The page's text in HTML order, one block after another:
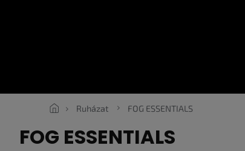
Ruházat FOG ESSENTIALS
FOG ESSENTIALS